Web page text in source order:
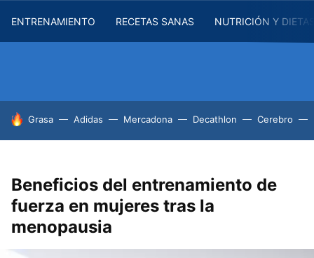
ENTRENAMIENTO RECETAS SANAS NUTRICIÓN Y
HOY SE HABLA DE
Grasa Adidas Mercadona Decathlon Cerebro
Beneficios del entrenamiento de
fuerza en mujeres tras la
menopausia